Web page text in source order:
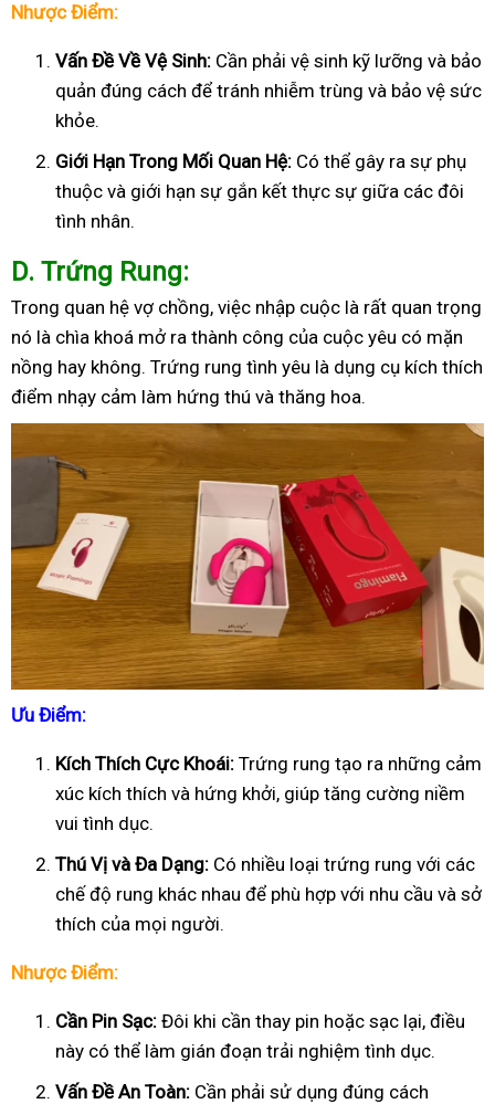
Nhược Điểm:
Vấn Đề Về Vệ Sinh: Cần phải vệ sinh kỹ lưỡng và bảo
quản đúng cách để tránh nhiễm trùng và bảo vệ sức
khỏe.
Giới Hạn Trong Mối Quan Hệ: Có thể gây ra sự phụ
thuộc và giới hạn sự gắn kết thực sự giữa các đôi
tình nhân.
D. Trứng Rung:
Trong quan hệ vợ chồng, việc nhập cuộc là rất quan trọng
nó là chìa khoá mở ra thành công của cuộc yêu có mặn
nồng hay không. Trứng rung tình yêu là dụng cụ kích thích
điểm nhạy cảm làm hứng thú và thăng hoa.
Ưu Điểm:
Kích Thích Cực Khoái: Trứng rung tạo ra những cảm
xúc kích thích và hứng khởi, giúp tăng cường niềm
vui tình dục.
Thú Vị và Đa Dạng: Có nhiều loại trứng rung với các
chế độ rung khác nhau để phù hợp với nhu cầu và sở
thích của mọi người.
Nhược Điểm:
Cần Pin Sạc: Đôi khi cần thay pin hoặc sạc lại, điều
này có thể làm gián đoạn trải nghiệm tình dục.
Vấn Đề An Toàn: Cần phải sử dụng đúng cách